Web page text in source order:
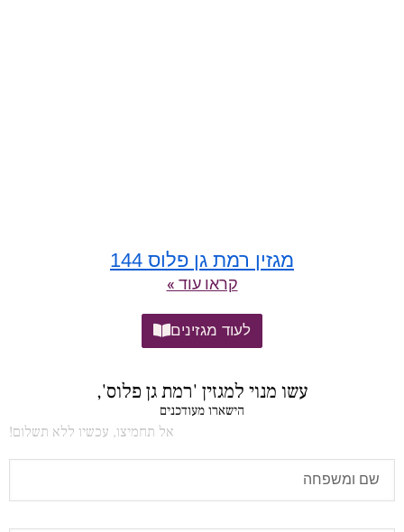
מגזין רמת גן פלוס 144
קראו עוד »
לעוד מגזינים
עשו מנוי למגזין 'רמת גן פלוס',
הישארו מעודכנים
אל תחמיצו, עכשיו ללא תשלום!